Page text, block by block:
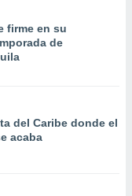
firme en su
de
del Caribe donde el
acaba